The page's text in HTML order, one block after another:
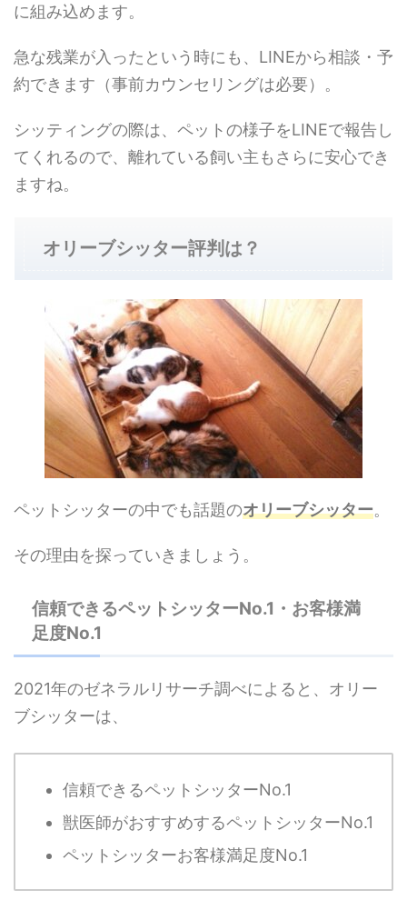
に組み込めます。
急な残業が入ったという時にも、LINEから相談・予
約できます（事前カウンセリングは必要）。
シッティングの際は、ペットの様子をLINEで報告し
てくれるので、離れている飼い主もさらに安心でき
ますね。
オリーブシッター評判は？
ペットシッターの中でも話題のオリーブシッター。
その理由を探っていきましょう。
信頼できるペットシッターNo.1・お客様満
足度No.1
2021年のゼネラルリサーチ調べによると、オリー
ブシッターは、
信頼できるペットシッターNo.1
獣医師がおすすめするペットシッターNo.1
ペットシッターお客様満足度No.1